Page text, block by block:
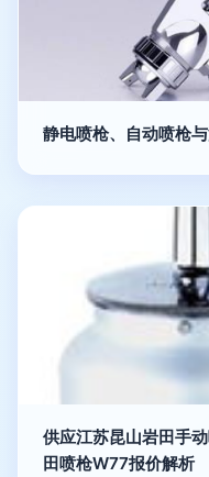
静电喷枪、自动喷枪
供应江苏昆山岩田手
田喷枪W77报价解析